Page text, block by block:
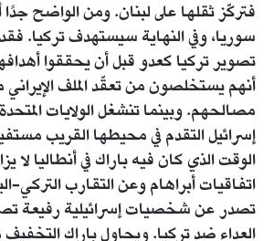
فتركّز ثقلها على لبنان. ومن الواضح
سوريا، وفي النهاية سيستهدف تركيا. فقد
تصوير تركيا كعدو قبل أن يحققوا
أنهم يستخلصون من تعقّد الملف
مصالحهم. وبينما تنشغل الولايات
إسرائيل التقدم في محيطها القريب
الوقت الذي كان فيه باراك في أنطاليا لا
اتفاقيات أبراهام وعن التقارب التركي-
تصدر عن شخصيات إسرائيلية رفيعة